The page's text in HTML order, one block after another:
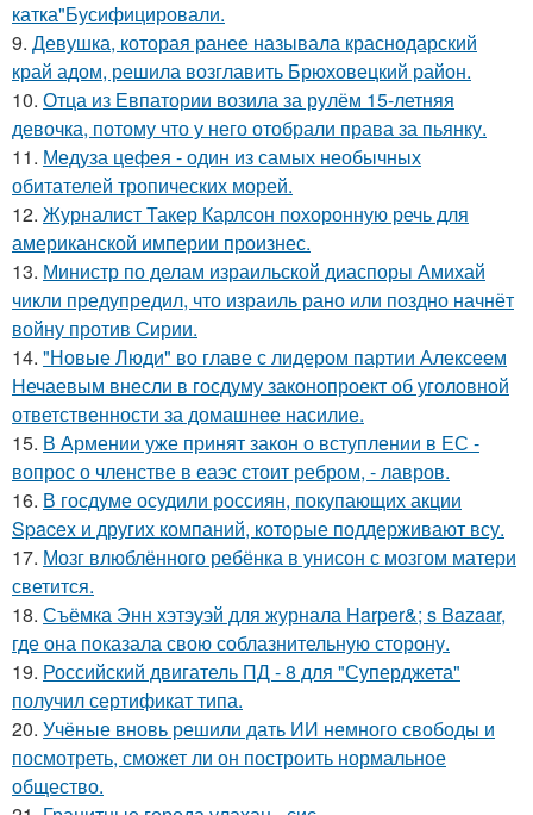
катка"Бусифицировали.
9. Девушка, которая ранее называла краснодарский
край адом, решила возглавить Брюховецкий район.
10. Отца из Евпатории возила за рулём 15-летняя
девочка, потому что у него отобрали права за пьянку.
11. Медуза цефея - один из самых необычных
обитателей тропических морей.
12. Журналист Такер Карлсон похоронную речь для
американской империи произнес.
13. Министр по делам израильской диаспоры Амихай
чикли предупредил, что израиль рано или поздно начнёт
войну против Сирии.
14. "Новые Люди" во главе с лидером партии Алексеем
Нечаевым внесли в госдуму законопроект об уголовной
ответственности за домашнее насилие.
15. В Армении уже принят закон о вступлении в ЕС -
вопрос о членстве в еаэс стоит ребром, - лавров.
16. В госдуме осудили россиян, покупающих акции
Spacex и других компаний, которые поддерживают всу.
17. Мозг влюблённого ребёнка в унисон с мозгом матери
светится.
18. Съёмка Энн хэтэуэй для журнала Harper&; s Bazaar,
где она показала свою соблазнительную сторону.
19. Российский двигатель ПД - 8 для "Суперджета"
получил сертификат типа.
20. Учёные вновь решили дать ИИ немного свободы и
посмотреть, сможет ли он построить нормальное
общество.